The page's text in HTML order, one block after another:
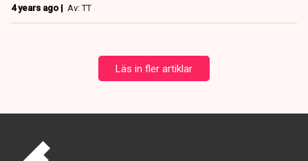
4 years ago | Av: TT
Läs in fler artiklar